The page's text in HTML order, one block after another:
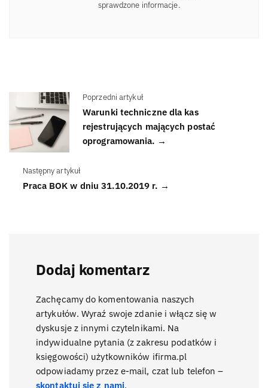
sprawdzone informacje.
Poprzedni artykuł
Warunki techniczne dla kas
rejestrujących mających postać
oprogramowania. →
Następny artykuł
Praca BOK w dniu 31.10.2019 r. →
Dodaj komentarz
Zachęcamy do komentowania naszych
artykułów. Wyraź swoje zdanie i włącz się w
dyskusje z innymi czytelnikami. Na
indywidualne pytania (z zakresu podatków i
księgowości) użytkowników ifirma.pl
odpowiadamy przez e-mail, czat lub telefon –
skontaktuj się z nami.